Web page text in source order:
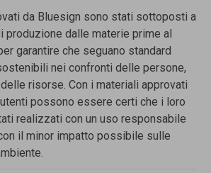
da Bluesign sono stati sottoposti a
produzione dalle materie prime al
garantire che seguano standard
nei confronti delle persone,
risorse. Con i materiali approvati
possono essere certi che i loro
realizzati con un uso responsabile
il minor impatto possibile sulle